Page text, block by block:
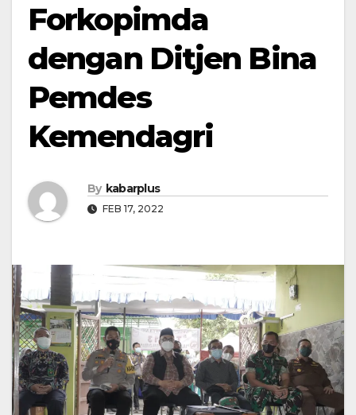
Forkopimda
dengan Ditjen Bina
Pemdes
Kemendagri
By kabarplus
FEB 17, 2022